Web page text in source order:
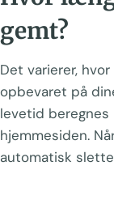
gemt?
Det varierer,
opbevaret på
levetid
hjemmesiden.
automatisk